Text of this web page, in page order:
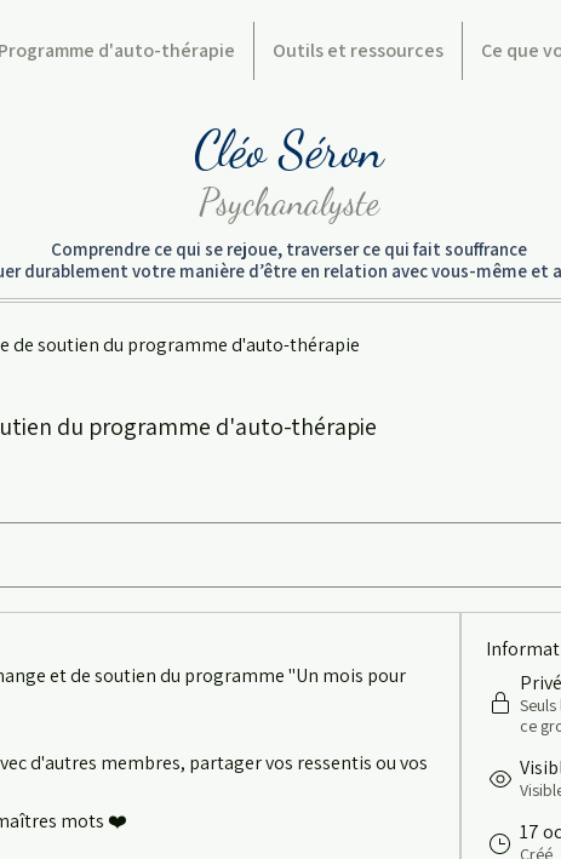
Programme d'auto-thérapie Outils et ressources Ce que
Cléo Séron
Psychanalyste
Comprendre ce qui se rejoue, traverser ce qui fait souffrance
durablement votre manière d’être en relation avec vous-même et
de soutien du programme d'auto-thérapie
du programme d'auto-thérapie
et de soutien du programme "Un mois pour
d'autres membres, partager vos ressentis ou vos
mots ❤️
Privé
ce
17
Créé